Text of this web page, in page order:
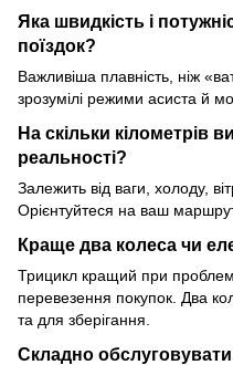
Яка швидкість і
поїздок?
Важливіша плавність, ніж
зрозумілі режими асиста й
На скільки кілометрів
реальності?
Залежить від ваги, холоду,
Орієнтуйтеся на ваш
Краще два колеса чи
Трицикл кращий при
перевезення покупок. Два
та для зберігання.
Складно